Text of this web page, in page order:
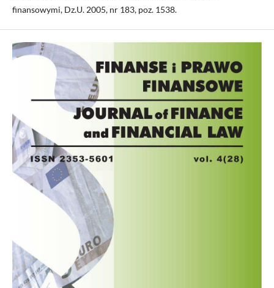
finansowymi, Dz.U. 2005, nr 183, poz. 1538.